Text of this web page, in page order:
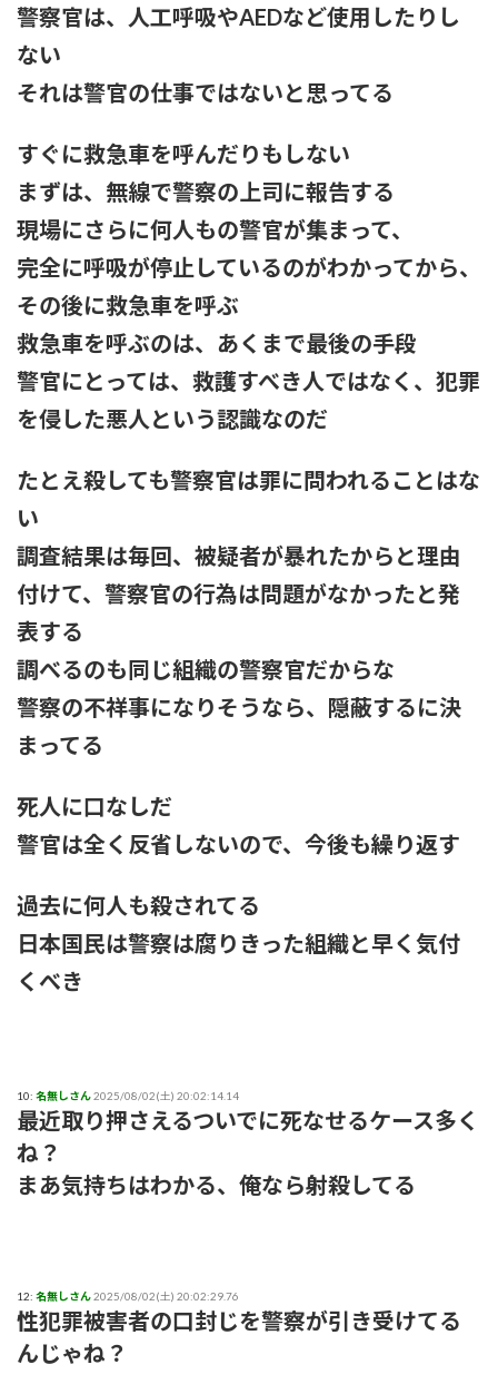
警察官は、人工呼吸やAEDなど使用したりし
ない
それは警官の仕事ではないと思ってる
すぐに救急車を呼んだりもしない
まずは、無線で警察の上司に報告する
現場にさらに何人もの警官が集まって、
完全に呼吸が停止しているのがわかってから、
その後に救急車を呼ぶ
救急車を呼ぶのは、あくまで最後の手段
警官にとっては、救護すべき人ではなく、犯罪
を侵した悪人という認識なのだ
たとえ殺しても警察官は罪に問われることはな
い
調査結果は毎回、被疑者が暴れたからと理由
付けて、警察官の行為は問題がなかったと発
表する
調べるのも同じ組織の警察官だからな
警察の不祥事になりそうなら、隠蔽するに決
まってる
死人に口なしだ
警官は全く反省しないので、今後も繰り返す
過去に何人も殺されてる
日本国民は警察は腐りきった組織と早く気付
くべき
10: 名無しさん2025/08/02(土) 20:02:14.14
最近取り押さえるついでに死なせるケース多く
ね？
まあ気持ちはわかる、俺なら射殺してる
12: 名無しさん2025/08/02(土) 20:02:29.76
性犯罪被害者の口封じを警察が引き受けてる
んじゃね？